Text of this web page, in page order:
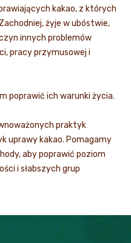
kakao, z których
żyje w ubóstwie,
innych problemów
pracy przymusowej i
poprawić ich warunki życia.
praktyk
uprawy kakao. Pomagamy
aby poprawić poziom
i słabszych grup